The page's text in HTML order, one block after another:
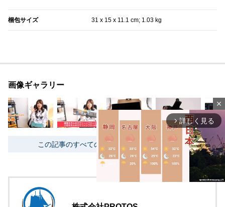
梱包サイズ ‎31 x 15 x 11.1 cm; 1.03 kg
画像ギャラリー
この記事のすべての画像を表示する（26枚）
close
arrow_forward_ios 詳しく見る